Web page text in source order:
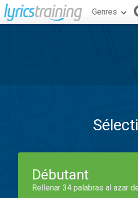
Genres
Débutant
Rellenar 34 palabras al azar